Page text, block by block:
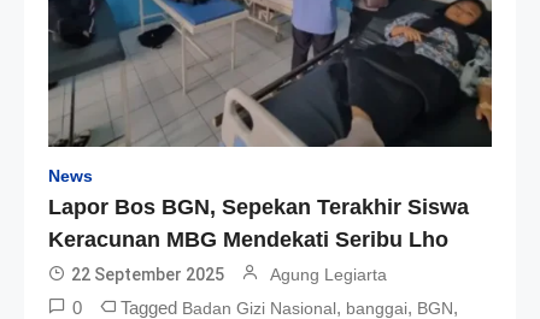
News
Lapor Bos BGN, Sepekan Terakhir Siswa
Keracunan MBG Mendekati Seribu Lho
22 September 2025 Agung Legiarta
0 Tagged Badan Gizi Nasional, banggai, BGN,